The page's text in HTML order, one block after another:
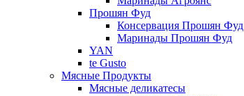
Прошян Фуд
Консервация Прошян Фуд
Маринады Прошян Фуд
YAN
te Gusto
Мясные Продукты
Мясные деликатесы